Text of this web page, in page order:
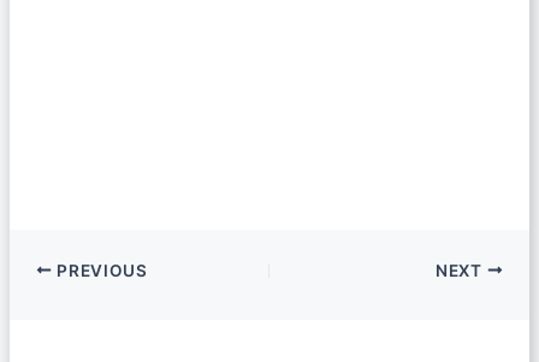
PREVIOUS NEXT